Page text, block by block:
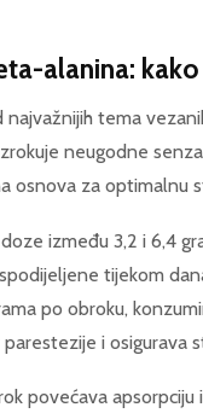
alanina:
tema
neugodne
osnova za optimalnu
između 3,2 i 6,4
tijekom
po obroku,
i osigurava
povećava apsorpciju